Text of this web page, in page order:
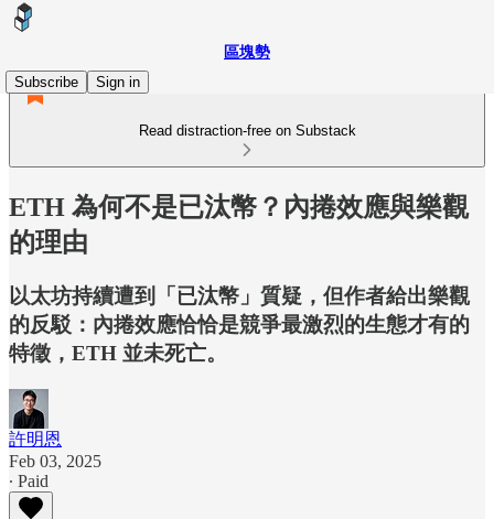
區塊勢
Subscribe
Sign in
Read distraction-free on Substack
ETH 為何不是已汰幣？內捲效應與樂觀
的理由
以太坊持續遭到「已汰幣」質疑，但作者給出樂觀
的反駁：內捲效應恰恰是競爭最激烈的生態才有的
特徵，ETH 並未死亡。
許明恩
Feb 03, 2025
∙ Paid